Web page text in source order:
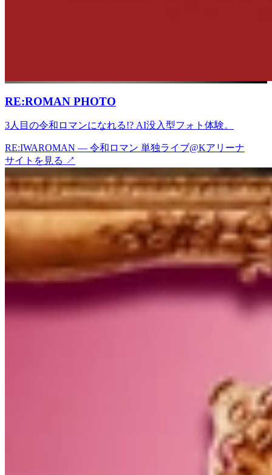
RE:ROMAN PHOTO
3人目の令和ロマンになれる!? AI没入型フォト体験。
RE:IWAROMAN — 令和ロマン 単独ライブ@Kアリーナ
サイトを見る ↗